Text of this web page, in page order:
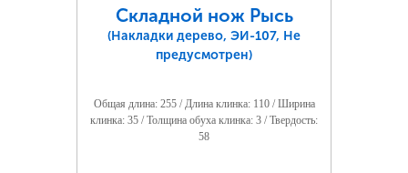
Складной нож Рысь
(Накладки дерево, ЭИ-107, Не
предусмотрен)
Общая длина: 255 / Длина клинка: 110 / Ширина
клинка: 35 / Толщина обуха клинка: 3 / Твердость:
58